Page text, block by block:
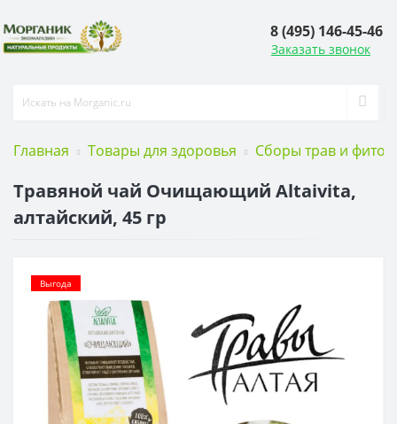
8 (495) 146-45-46
Заказать звонок
Главная Товары для здоровья Сборы трав и
Травяной чай Очищающий Altaivita,
алтайский, 45 гр
Выгода